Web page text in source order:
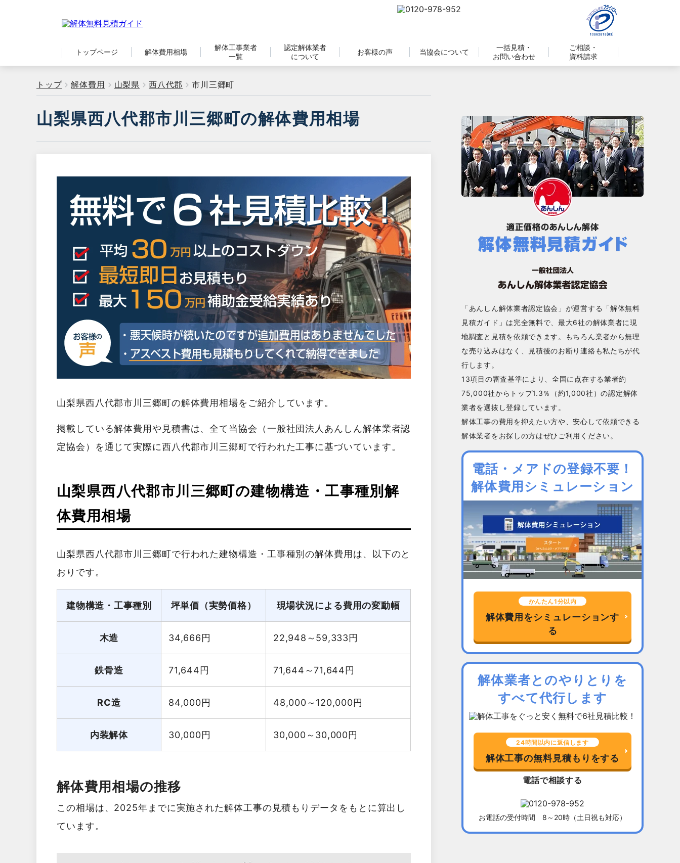
トップページ 解体費用相場
解体工事業者
一覧
認定解体業者
について
お客様の声 当協会について
一括見積・
お問い合わせ
ご相談・
資料請求
トップ 解体費用 山梨県 西八代郡 市川三郷町
山梨県西八代郡市川三郷町の解体費用相場
山梨県西八代郡市川三郷町の解体費用相場をご紹介しています。
掲載している解体費用や見積書は、全て当協会（一般社団法人あんしん解体業者認
定協会）を通じて実際に西八代郡市川三郷町で行われた工事に基づいています。
山梨県西八代郡市川三郷町の建物構造・工事種別解
体費用相場
山梨県西八代郡市川三郷町で行われた建物構造・工事種別の解体費用は、以下のと
おりです。
建物構造・工事種別 坪単価（実勢価格） 現場状況による費用の変動幅
木造 34,666円 22,948～59,333円
鉄骨造 71,644円 71,644～71,644円
RC造 84,000円 48,000～120,000円
内装解体 30,000円 30,000～30,000円
解体費用相場の推移
この相場は、2025年までに実施された解体工事の見積もりデータをもとに算出し
ています。
「あんしん解体業者認定協会」が運営する「解体無料
見積ガイド」は完全無料で、最大6社の解体業者に現
地調査と見積を依頼できます。もちろん業者から無理
な売り込みはなく、見積後のお断り連絡も私たちが代
行します。
13項目の審査基準により、全国に点在する業者約
75,000社からトップ1.3％（約1,000社）の認定解体
業者を選抜し登録しています。
解体工事の費用を抑えたい方や、安心して依頼できる
解体業者をお探しの方はぜひご利用ください。
電話・メアドの登録不要！
解体費用シミュレーション
かんたん1分以内
解体費用をシミュレーションす
る
解体業者とのやりとりを
すべて代行します
24時間以内に返信します
解体工事の無料見積もりをする
電話で相談する
お電話の受付時間 8～20時（土日祝も対応）